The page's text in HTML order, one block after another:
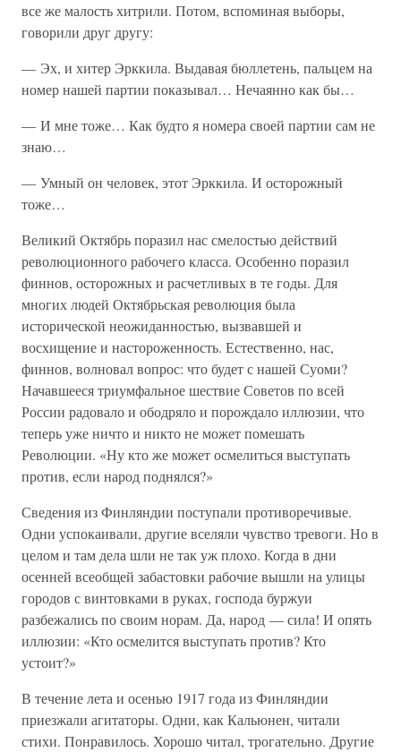
все же малость хитрили. Потом, вспоминая выборы,
говорили друг другу:
— Эх, и хитер Эрккила. Выдавая бюллетень, пальцем на
номер нашей партии показывал… Нечаянно как бы…
— И мне тоже… Как будто я номера своей партии сам не
знаю…
— Умный он человек, этот Эрккила. И осторожный
тоже…
Великий Октябрь поразил нас смелостью действий
революционного рабочего класса. Особенно поразил
финнов, осторожных и расчетливых в те годы. Для
многих людей Октябрьская революция была
исторической неожиданностью, вызвавшей и
восхищение и настороженность. Естественно, нас,
финнов, волновал вопрос: что будет с нашей Суоми?
Начавшееся триумфальное шествие Советов по всей
России радовало и ободряло и порождало иллюзии, что
теперь уже ничто и никто не может помешать
Революции. «Ну кто же может осмелиться выступать
против, если народ поднялся?»
Сведения из Финляндии поступали противоречивые.
Одни успокаивали, другие вселяли чувство тревоги. Но в
целом и там дела шли не так уж плохо. Когда в дни
осенней всеобщей забастовки рабочие вышли на улицы
городов с винтовками в руках, господа буржуи
разбежались по своим норам. Да, народ — сила! И опять
иллюзии: «Кто осмелится выступать против? Кто
устоит?»
В течение лета и осенью 1917 года из Финляндии
приезжали агитаторы. Одни, как Кальюнен, читали
стихи. Понравилось. Хорошо читал, трогательно. Другие